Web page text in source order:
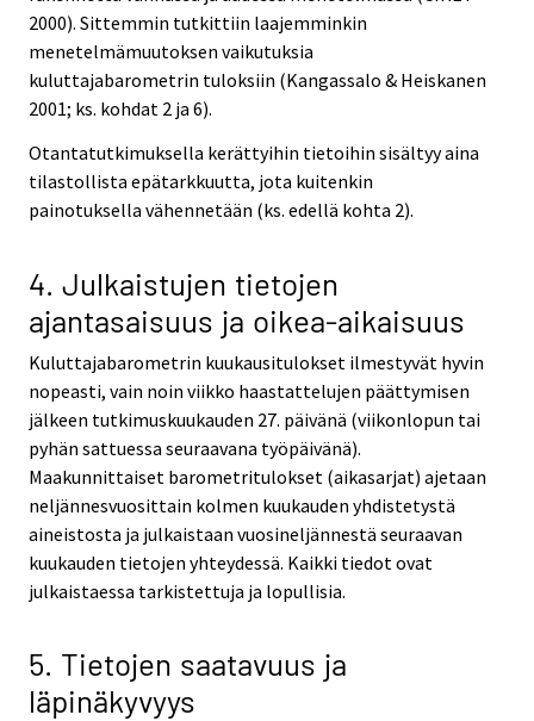
2000). Sittemmin tutkittiin laajemminkin
menetelmämuutoksen vaikutuksia
kuluttajabarometrin tuloksiin (Kangassalo & Heiskanen
2001; ks. kohdat 2 ja 6).
Otantatutkimuksella kerättyihin tietoihin sisältyy aina
tilastollista epätarkkuutta, jota kuitenkin
painotuksella vähennetään (ks. edellä kohta 2).
4. Julkaistujen tietojen
ajantasaisuus ja oikea-aikaisuus
Kuluttajabarometrin kuukausitulokset ilmestyvät hyvin
nopeasti, vain noin viikko haastattelujen päättymisen
jälkeen tutkimuskuukauden 27. päivänä (viikonlopun tai
pyhän sattuessa seuraavana työpäivänä).
Maakunnittaiset barometritulokset (aikasarjat) ajetaan
neljännesvuosittain kolmen kuukauden yhdistetystä
aineistosta ja julkaistaan vuosineljännestä seuraavan
kuukauden tietojen yhteydessä. Kaikki tiedot ovat
julkaistaessa tarkistettuja ja lopullisia.
5. Tietojen saatavuus ja
läpinäkyvyys